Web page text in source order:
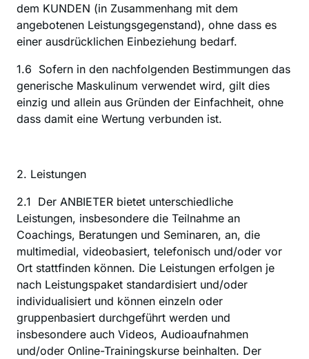
dem KUNDEN (in Zusammenhang mit dem
angebotenen Leistungsgegenstand), ohne dass es
einer ausdrücklichen Einbeziehung bedarf.
1.6  Sofern in den nachfolgenden Bestimmungen das
generische Maskulinum verwendet wird, gilt dies
einzig und allein aus Gründen der Einfachheit, ohne
dass damit eine Wertung verbunden ist.
2. Leistungen
‍2.1  Der ANBIETER bietet unterschiedliche
Leistungen, insbesondere die Teilnahme an
Coachings, Beratungen und Seminaren, an, die
multimedial, videobasiert, telefonisch und/oder vor
Ort stattfinden können. Die Leistungen erfolgen je
nach Leistungspaket standardisiert und/oder
individualisiert und können einzeln oder
gruppenbasiert durchgeführt werden und
insbesondere auch Videos, Audioaufnahmen
und/oder Online-Trainingskurse beinhalten. Der